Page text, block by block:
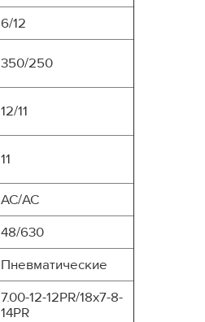
6/12
350/250
12/11
11
AC/AC
48/630
Пневматические
7.00-12-12PR/18x7-8-
14PR